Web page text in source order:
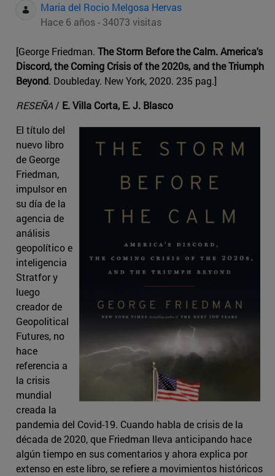
Maria del Rocio Melgosa Hervas
Hace 6 años - 34073 visitas
[George Friedman. The Storm Before the Calm. America's
Discord, the Coming Crisis of the 2020s, and the Triumph
Beyond. Doubleday. New York, 2020. 235 pag.]
RESEÑA/ E. Villa Corta, E. J. Blasco
El título del
nuevo libro
de George
Friedman,
impulsor en
su día de la
agencia de
análisis
geopolítico e
inteligencia
Stratfor y
luego
creador de
Geopolitical
Futures, no
hace
referencia a
la crisis
mundial
creada la
pandemia del Covid-19. Cuando habla de crisis de la
década de 2020, que Friedman lleva anticipando hace
algún tiempo en sus comentarios y ahora explica por
extenso en este libro, se refiere a movimientos históricos